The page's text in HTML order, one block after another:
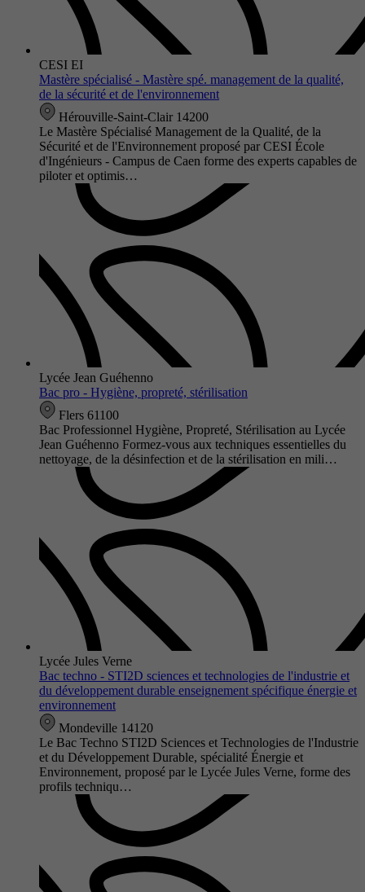
CESI EI
Mastère spécialisé - Mastère spé. management de la qualité,
de la sécurité et de l'environnement
Hérouville-Saint-Clair 14200
Le Mastère Spécialisé Management de la Qualité, de la
Sécurité et de l'Environnement proposé par CESI École
d'Ingénieurs - Campus de Caen forme des experts capables de
piloter et optimis…
Lycée Jean Guéhenno
Bac pro - Hygiène, propreté, stérilisation
Flers 61100
Bac Professionnel Hygiène, Propreté, Stérilisation au Lycée
Jean Guéhenno Formez-vous aux techniques essentielles du
nettoyage, de la désinfection et de la stérilisation en mili…
Lycée Jules Verne
Bac techno - STI2D sciences et technologies de l'industrie et
du développement durable enseignement spécifique énergie et
environnement
Mondeville 14120
Le Bac Techno STI2D Sciences et Technologies de l'Industrie
et du Développement Durable, spécialité Énergie et
Environnement, proposé par le Lycée Jules Verne, forme des
profils techniqu…